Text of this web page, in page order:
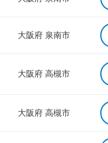
大阪府 泉南市
大阪府 高槻市
大阪府 高槻市